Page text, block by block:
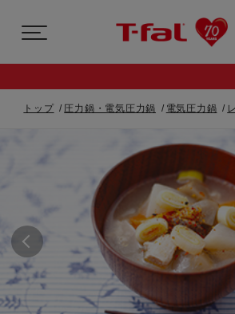
トップ 圧力鍋・電気圧力鍋 電気圧力鍋